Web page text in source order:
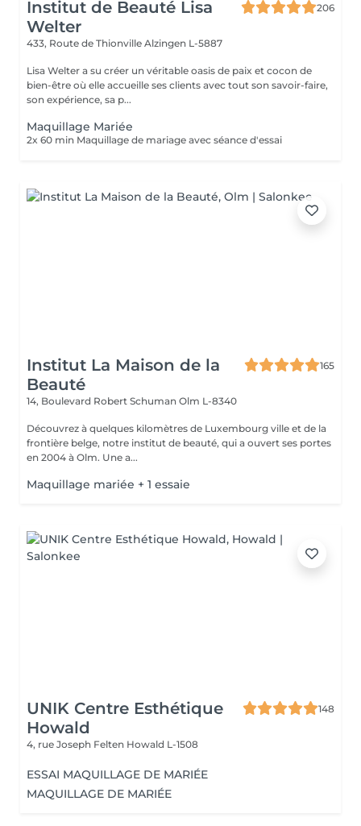
Institut de Beauté Lisa
Welter
206
433, Route de Thionville Alzingen L-5887
Lisa Welter a su créer un véritable oasis de paix et cocon de
bien-être où elle accueille ses clients avec tout son savoir-faire,
son expérience, sa p...
Maquillage Mariée
2x 60 min Maquillage de mariage avec séance d'essai
Institut La Maison de la
Beauté
165
14, Boulevard Robert Schuman Olm L-8340
Découvrez à quelques kilomètres de Luxembourg ville et de la
frontière belge, notre institut de beauté, qui a ouvert ses portes
en 2004 à Olm. Une a...
Maquillage mariée + 1 essaie
UNIK Centre Esthétique
Howald
148
4, rue Joseph Felten Howald L-1508
ESSAI MAQUILLAGE DE MARIÉE
MAQUILLAGE DE MARIÉE